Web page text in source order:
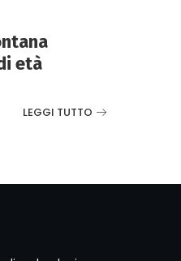
età
LEGGI TUTTO